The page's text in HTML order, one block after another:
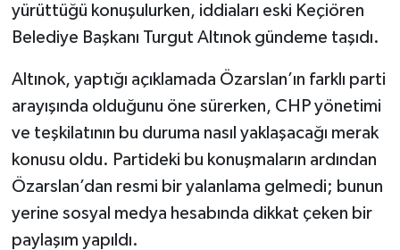
yürüttüğü konuşulurken, iddiaları eski Keçiören
Belediye Başkanı Turgut Altınok gündeme taşıdı.
Altınok, yaptığı açıklamada Özarslan’ın farklı parti
arayışında olduğunu öne sürerken, CHP yönetimi
ve teşkilatının bu duruma nasıl yaklaşacağı merak
konusu oldu. Partideki bu konuşmaların ardından
Özarslan’dan resmi bir yalanlama gelmedi; bunun
yerine sosyal medya hesabında dikkat çeken bir
paylaşım yapıldı.